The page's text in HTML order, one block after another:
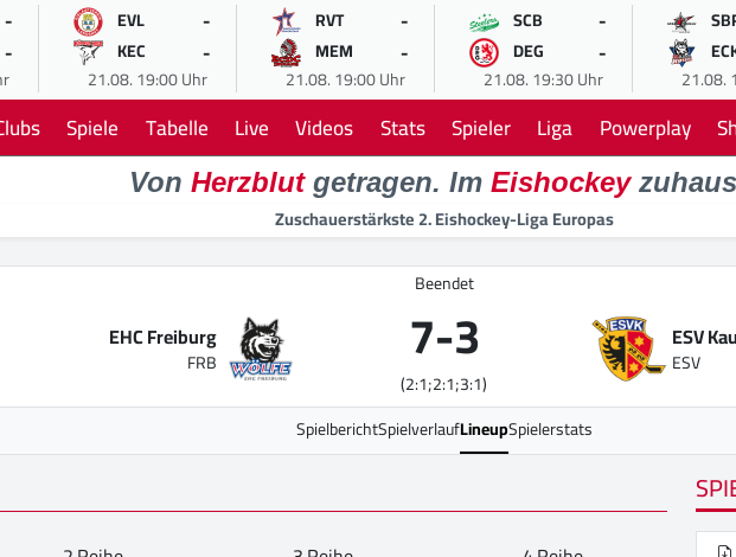
-
-
EVL -
KEC -
21.08. 19:00 Uhr
RVT -
MEM -
21.08. 19:00 Uhr
SCB -
DEG -
21.08. 19:30 Uhr 21.08.
Spiele Tabelle Live Videos Stats Spieler Liga Powerplay
Von Herzblutgetragen. Im Eishockey
Zuschauerstärkste 2. Eishockey-Liga Europas
Beendet
EHC Freiburg
FRB 7-3
(2:1;2:1;3:1)
ESV
ESV
SpielberichtSpielverlaufLineupSpielerstats